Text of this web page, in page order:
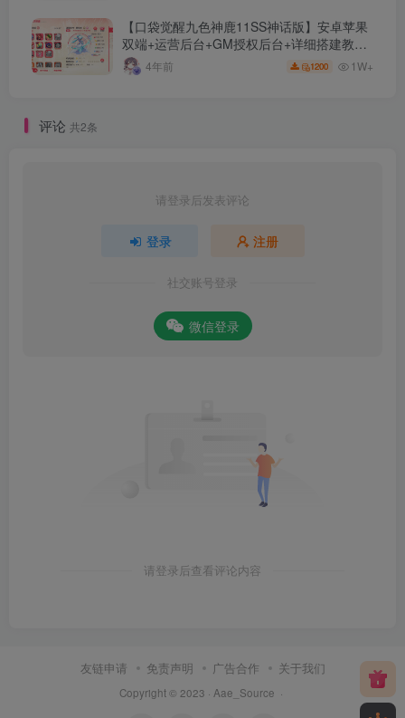
【口袋觉醒九色神鹿11SS神话版】安卓苹果
双端+运营后台+GM授权后台+详细搭建教
程。 4年前 1200 1W+
评论 共2条
请登录后发表评论
登录 注册
社交账号登录
微信登录
请登录后查看评论内容
友链申请 免责声明 广告合作 关于我们
Copyright © 2023 · Aae_Source ·